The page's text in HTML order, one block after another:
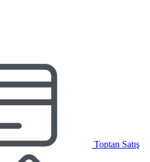
Toptan Satış